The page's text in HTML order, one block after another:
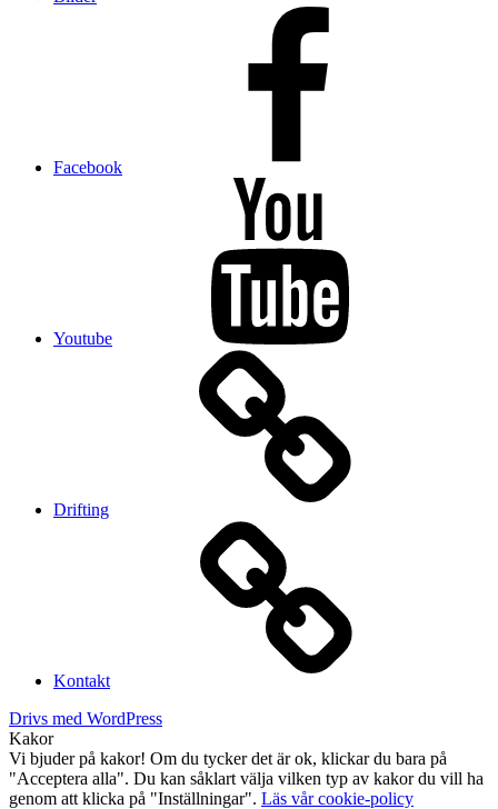
Facebook
Youtube
Drifting
Kontakt
Drivs med WordPress
Kakor
Vi bjuder på kakor! Om du tycker det är ok, klickar du bara på
"Acceptera alla". Du kan såklart välja vilken typ av kakor du vill ha
genom att klicka på "Inställningar". Läs vår cookie-policy